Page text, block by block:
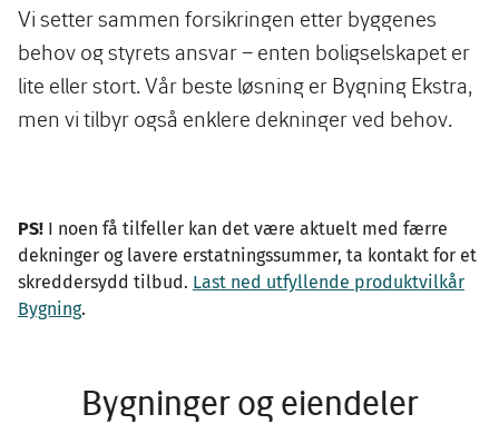
Vi setter sammen forsikringen etter byggenes
behov og styrets ansvar – enten boligselskapet er
lite eller stort. Vår beste løsning er Bygning Ekstra,
men vi tilbyr også enklere dekninger ved behov.
PS! I noen få tilfeller kan det være aktuelt med færre
dekninger og lavere erstatningssummer, ta kontakt for et
skreddersydd tilbud. Last ned utfyllende produktvilkår
Bygning.
Bygninger og eiendeler